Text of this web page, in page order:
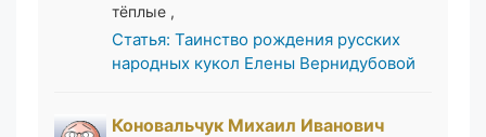
тёплые ,
Статья: Таинство рождения русских
народных кукол Елены Вернидубовой
Коновальчук Михаил Иванович